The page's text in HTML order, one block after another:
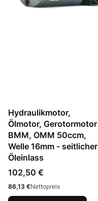
Hydraulikmotor,
Ölmotor, Gerotormotor
BMM, OMM 50ccm,
Welle 16mm - seitlicher
Öleinlass
Preis
102,50 €
Preis
86,13 €Nettopreis